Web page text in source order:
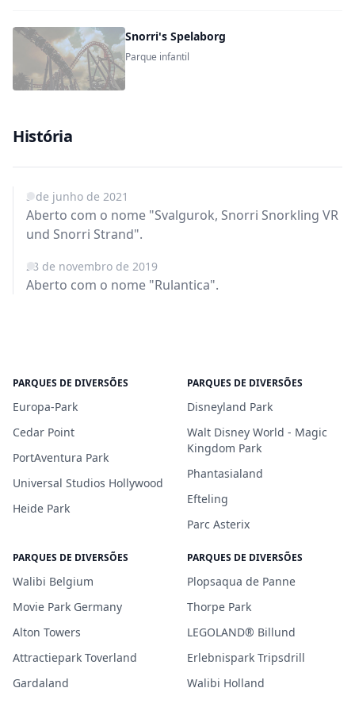
Snorri's Spelaborg
Parque infantil
História
3 de junho de 2021
Aberto com o nome "Svalgurok, Snorri Snorkling VR
und Snorri Strand".
28 de novembro de 2019
Aberto com o nome "Rulantica".
PARQUES DE DIVERSÕES
Europa-Park
Cedar Point
PortAventura Park
Universal Studios Hollywood
Heide Park
PARQUES DE DIVERSÕES
Disneyland Park
Walt Disney World - Magic
Kingdom Park
Phantasialand
Efteling
Parc Asterix
PARQUES DE DIVERSÕES
Walibi Belgium
Movie Park Germany
Alton Towers
Attractiepark Toverland
Gardaland
PARQUES DE DIVERSÕES
Plopsaqua de Panne
Thorpe Park
LEGOLAND® Billund
Erlebnispark Tripsdrill
Walibi Holland